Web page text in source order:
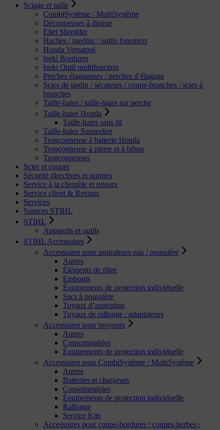
Sciage et taille
CombiSystème / MultiSystème
Découpeuses à disque
Eliet Shredder
Haches / merlins / outils forestiers
Honda Versatool
Iseki Bordures
Iseki Outil multifonction
Perches élagueuses / perches d’élagage
Scies de jardin / sécateurs / coupe-branches / scies à
branches
Taille-haies / taille-haies sur perche
Taille-haies Honda
Taille-haies sans fil
Taille-haies Sunseeker
Tronçonneuse à batterie Honda
Tronçonneuse à pierre et à béton
Tronçonneuses
Scier et couper
Sécurité directives et normes
Service à la clientèle et retours
Service client & Retours
Services
Sources STIHL
STIHL
Appareils et outils
STIHL Accessoires
Accessoires pour aspirateurs eau / poussière
Autres
Éléments de filtre
Embouts
Équipements de protection individuelle
Sacs à poussière
Tuyaux d’aspiration
Tuyaux de rallonge / adaptateurs
Accessoires pour broyeurs
Autres
Consommables
Équipements de protection individuelle
Accessoires pour CombiSystème / MultiSystème
Autres
Batteries et chargeurs
Consommables
Équipements de protection individuelle
Rallonge
Service Kits
Accessoires pour coupe-bordures / coupes-herbes /